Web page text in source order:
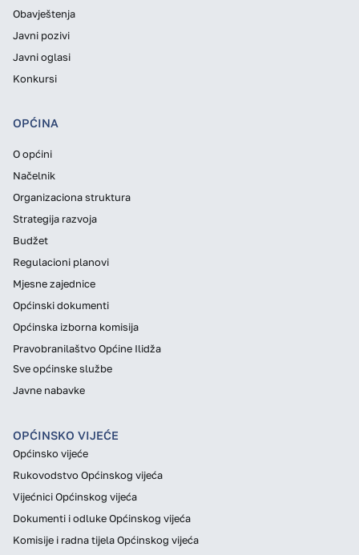
Obavještenja
Javni pozivi
Javni oglasi
Konkursi
OPĆINA
O općini
Načelnik
Organizaciona struktura
Strategija razvoja
Budžet
Regulacioni planovi
Mjesne zajednice
Općinski dokumenti
Općinska izborna komisija
Pravobranilaštvo Općine Ilidža
Sve općinske službe
Javne nabavke
OPĆINSKO VIJEĆE
Općinsko vijeće
Rukovodstvo Općinskog vijeća
Vijećnici Općinskog vijeća
Dokumenti i odluke Općinskog vijeća
Komisije i radna tijela Općinskog vijeća